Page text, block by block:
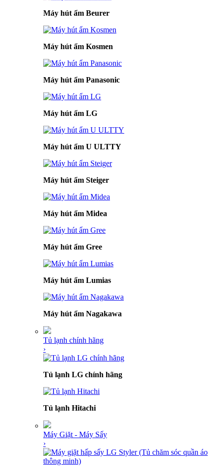
Máy hút ẩm Beurer
Máy hút ẩm Kosmen
Máy hút ẩm Panasonic
Máy hút ẩm LG
Máy hút ẩm U ULTTY
Máy hút ẩm Steiger
Máy hút ẩm Midea
Máy hút ẩm Gree
Máy hút ẩm Lumias
Máy hút ẩm Nagakawa
Tủ lạnh chính hãng
›
Tủ lạnh LG chính hãng
Tủ lạnh Hitachi
Máy Giặt - Máy Sấy
›